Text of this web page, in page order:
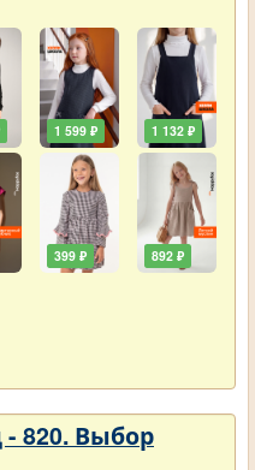
1 599 ₽
399 ₽
1 132 ₽
892 ₽
820. Выбор